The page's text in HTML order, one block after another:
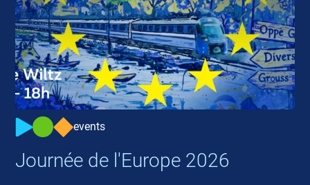
events
Journée de l'Europe 2026